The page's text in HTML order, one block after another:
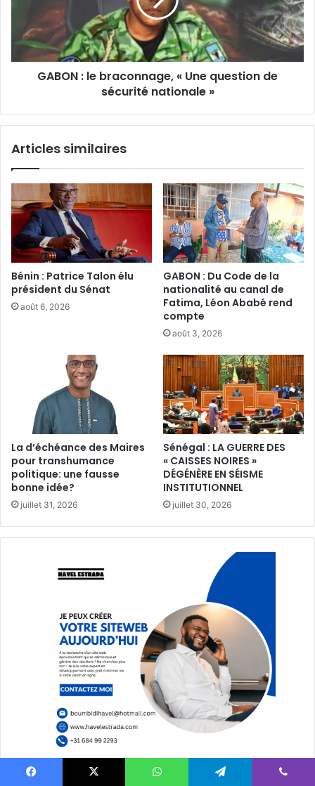
question
sécurité
nationale »
GABON : le braconnage, « Une question de
sécurité nationale »
Articles similaires
Bénin : Patrice Talon élu
président du Sénat‎
août 6, 2026
GABON : Du Code de la
nationalité au canal de
Fatima, Léon Ababé rend
compte
août 3, 2026
La d’échéance des Maires
pour transhumance
politique: une fausse
bonne idée?
juillet 31, 2026
Sénégal : LA GUERRE DES
« CAISSES NOIRES »
DÉGÉNÈRE EN SÉISME
INSTITUTIONNEL
juillet 30, 2026